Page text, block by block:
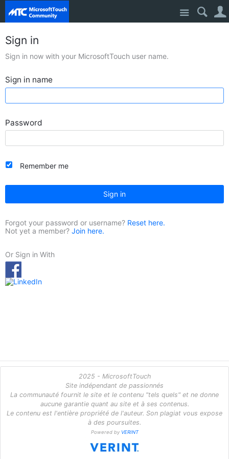
Site
Sign in
Sign in now with your MicrosoftTouch user name.
Sign in name
Password
Remember me
Sign in
Forgot your password or username? Reset here.
Not yet a member? Join here.
Or Sign in With
2025 - MicrosoftTouch
Site indépendant de passionnés
La communauté fournit le site et le contenu "tels quels" et ne donne
aucune garantie quant au site et à ses contenus.
Le contenu est l'entière propriété de l'auteur. Son plagiat vous expose
à des poursuites.
Powered by VERINT